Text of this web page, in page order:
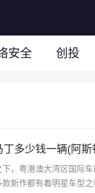
安全 创投
丁多少钱一辆(阿
下，粤港澳大湾区国际
新作都有着明星车型之